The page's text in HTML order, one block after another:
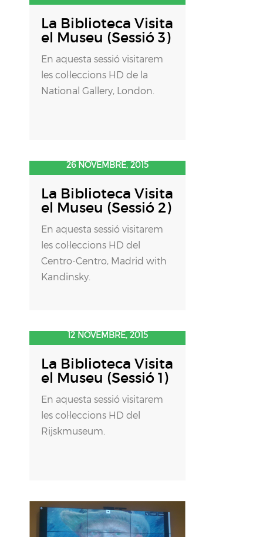
La Biblioteca Visita
el Museu (Sessió 3)
En aquesta sessió visitarem
les col·leccions HD de la
National Gallery, London.
26 NOVEMBRE, 2015
La Biblioteca Visita
el Museu (Sessió 2)
En aquesta sessió visitarem
les col·leccions HD del
Centro-Centro, Madrid with
Kandinsky.
12 NOVEMBRE, 2015
La Biblioteca Visita
el Museu (Sessió 1)
En aquesta sessió visitarem
les col·leccions HD del
Rijskmuseum.